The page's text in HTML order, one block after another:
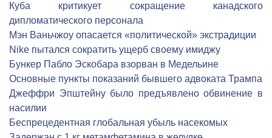
Куба критикует сокращение канадского
дипломатического персонала
Мэн Ваньчжоу опасается «политической» экстрадиции
Nike пытался сократить ущерб своему имиджу
Бункер Пабло Эскобара взорван в Медельине
Основные пункты показаний бывшего адвоката Трампа
Джеффри Эпштейну было предъявлено обвинение в
насилии
Беспрецедентная глобальная убыль насекомых